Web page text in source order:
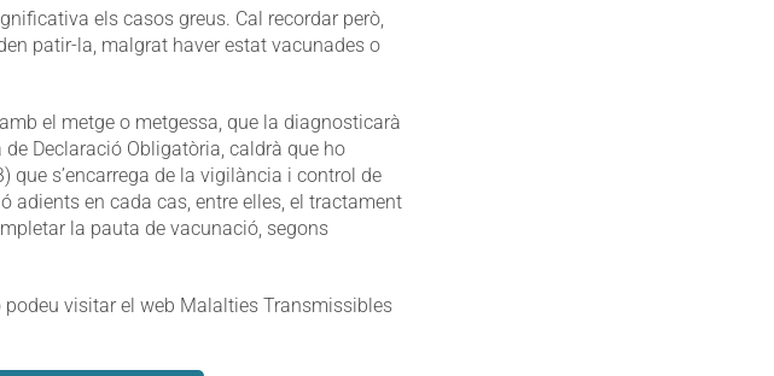
els casos greus. Cal recordar però,
patir-la, malgrat haver estat vacunades o
el metge o metgessa, que la diagnosticarà
Declaració Obligatòria, caldrà que ho
que s’encarrega de la vigilància i control de
adients en cada cas, entre elles, el tractament
la pauta de vacunació, segons
visitar el web Malalties Transmissibles